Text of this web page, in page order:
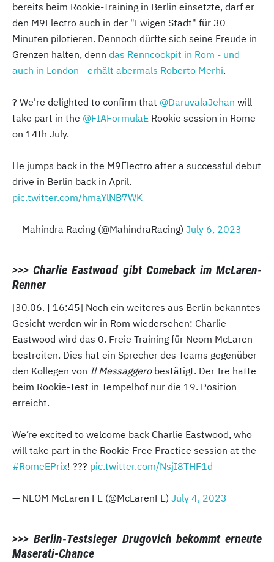
bereits beim Rookie-Training in Berlin einsetzte, darf er
den M9Electro auch in der "Ewigen Stadt" für 30
Minuten pilotieren. Dennoch dürfte sich seine Freude in
Grenzen halten, denn das Renncockpit in Rom - und
auch in London - erhält abermals Roberto Merhi.
? We're delighted to confirm that @DaruvalaJehan will
take part in the @FIAFormulaE Rookie session in Rome
on 14th July.
He jumps back in the M9Electro after a successful debut
drive in Berlin back in April.
pic.twitter.com/hmaYlNB7WK
— Mahindra Racing (@MahindraRacing) July 6, 2023
>>> Charlie Eastwood gibt Comeback im McLaren-
Renner
[30.06. | 16:45] Noch ein weiteres aus Berlin bekanntes
Gesicht werden wir in Rom wiedersehen: Charlie
Eastwood wird das 0. Freie Training für Neom McLaren
bestreiten. Dies hat ein Sprecher des Teams gegenüber
den Kollegen von Il Messaggerobestätigt. Der Ire hatte
beim Rookie-Test in Tempelhof nur die 19. Position
erreicht.
We’re excited to welcome back Charlie Eastwood, who
will take part in the Rookie Free Practice session at the
#RomeEPrix! ??? pic.twitter.com/NsjI8THF1d
— NEOM McLaren FE (@McLarenFE) July 4, 2023
>>> Berlin-Testsieger Drugovich bekommt erneute
Maserati-Chance